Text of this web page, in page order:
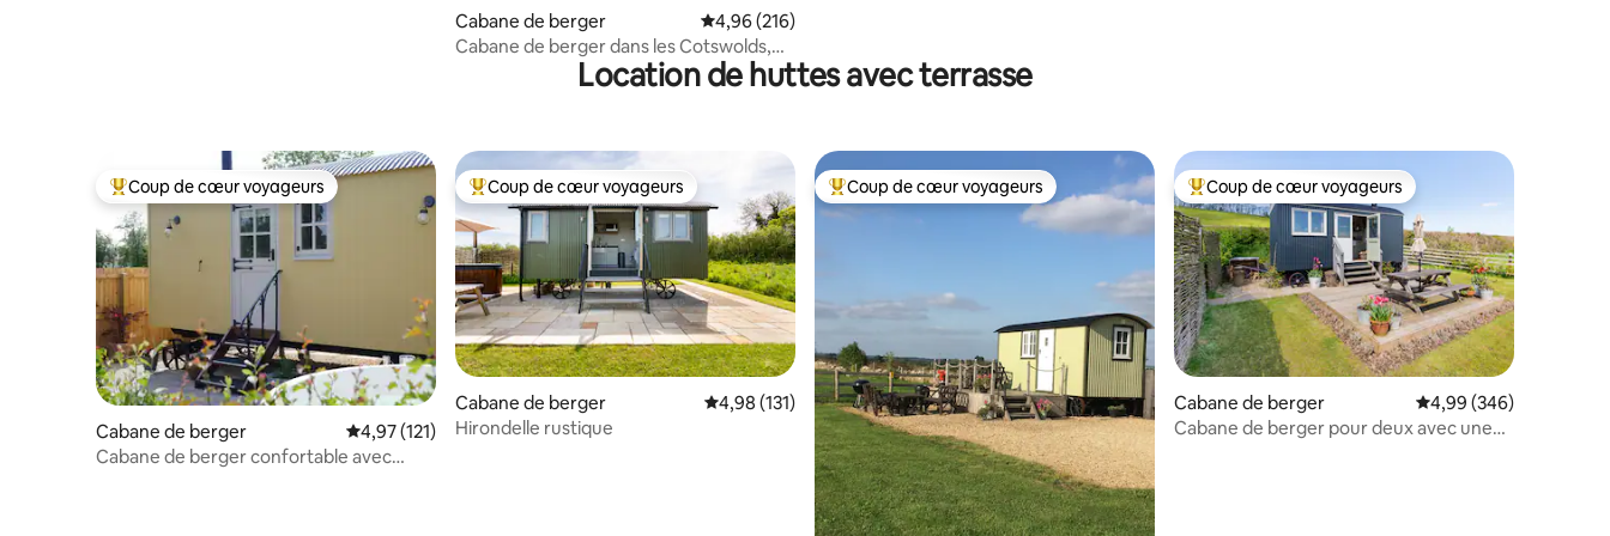
Cabane de berger Évaluation moyenne sur la base de 216 commentaires : 4,96 sur 5
4,96 (216)
Cabane de berger dans les Cotswolds,
jacuzzi chauffé au boisLocation de huttes avec terrasse
Coups de cœur voyageurs les plus appréciés
Coup de cœur voyageurs
Cabane de berger Évaluation moyenne sur la base de 121 commentaires : 4,97 sur 5
4,97 (121)
Cabane de berger confortable avec
Coups de cœur voyageurs les plus appréciés
Coup de cœur voyageurs
Cabane de berger Évaluation moyenne sur la base de 131 commentaires : 4,98 sur 5
4,98 (131)
Hirondelle rustique
Coups de cœur voyageurs les plus appréciés
Coup de cœur voyageurs Coups de cœur voyageurs les plus appréciés
Coup de cœur voyageurs
Cabane de berger Évaluation moyenne
4,99 (346)
Cabane de berger pour deux avec une